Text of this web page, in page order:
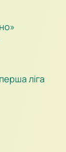
ліга